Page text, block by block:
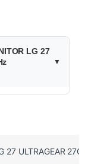
LG 27
27 ULTRAGEAR